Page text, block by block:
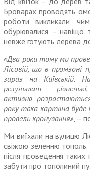
Бро­варах проводять
роботи викликали
обурювалися – навіщо
невже готують дерева
«Два роки тому ми
Лісовій, що в промзоні
зараз на Київській.
результат –
активно
року така картина буде
провели кронування», –
Ми виїхали на вулицю
свіжою зеленню тополь.
після проведення
забути про тополиний